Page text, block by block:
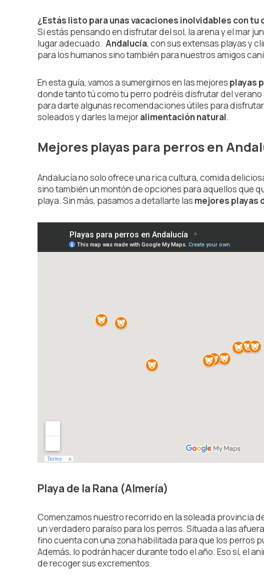
¿Estás listo para unas vacaciones inolvidables con
Si estás pensando en disfrutar del sol, la arena y el mar
lugar adecuado. Andalucía, con sus extensas playas y
para los humanos sino también para nuestros amigos
En esta guía, vamos a sumergirnos en las mejores playas
donde tanto tú como tu perro podréis disfrutar del
para darte algunas recomendaciones útiles para
soleados y darles la mejoralimentación natural.
Mejores playas para perros en
Andalucía no solo ofrece una rica cultura, comida
sino también un montón de opciones para aquellos que
playa. Sin más, pasamos a detallarte las mejores playas
Playa de la Rana (Almería)
Comenzamos nuestro recorrido en la soleada provincia
un verdadero paraíso para los perros. Situada a las
fino cuenta con una zona habilitada para que los perros
Además, lo podrán hacer durante todo el año. Eso sí, el
de recoger sus excrementos.